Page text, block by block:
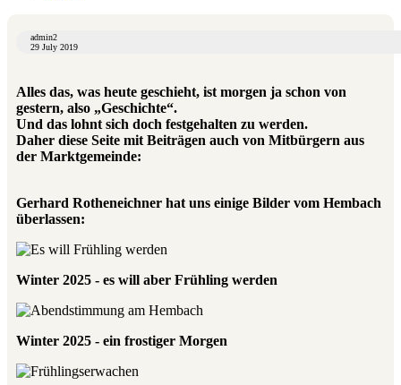
admin2
29 July 2019
Alles das, was heute geschieht, ist morgen ja schon von
gestern, also „Geschichte“.
Und das lohnt sich doch festgehalten zu werden.
Daher diese Seite mit Beiträgen auch von Mitbürgern aus
der Marktgemeinde:
Gerhard Rotheneichner hat uns einige Bilder vom Hembach
überlassen:
Winter 2025 - es will aber Frühling werden
Winter 2025 - ein frostiger Morgen